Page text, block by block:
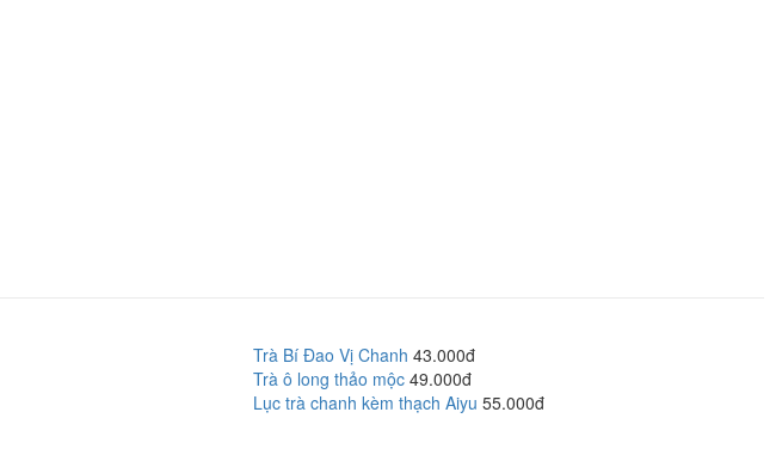
Trà Bí Đao Vị Chanh 43.000đ
Trà ô long thảo mộc 49.000đ
Lục trà chanh kèm thạch Aiyu 55.000đ